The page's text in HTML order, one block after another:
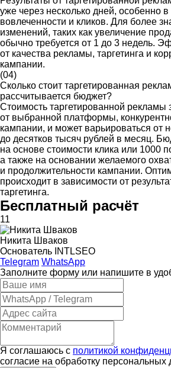
уже через несколько дней, особенно
вовлеченности и кликов. Для более
изменений, таких как увеличение
обычно требуется от 1 до 3 недель.
от качества рекламы, таргетинга и
кампании.
(04)
Сколько стоит таргетированная
рассчитывается бюджет?
Стоимость таргетированной рекламы
от выбранной платформы,
кампании, и может варьироваться от
до десятков тысяч рублей в месяц.
на основе стоимости клика или 1000
а также на основании желаемого
и продолжительности кампании.
происходит в зависимости от
таргетинга.
Бесплатный расчёт
11
Никита Шваков
Основатель INTLSEO
Telegram WhatsApp
Заполните форму или напишите в
Я соглашаюсь с политикой
согласие на обработку персональных